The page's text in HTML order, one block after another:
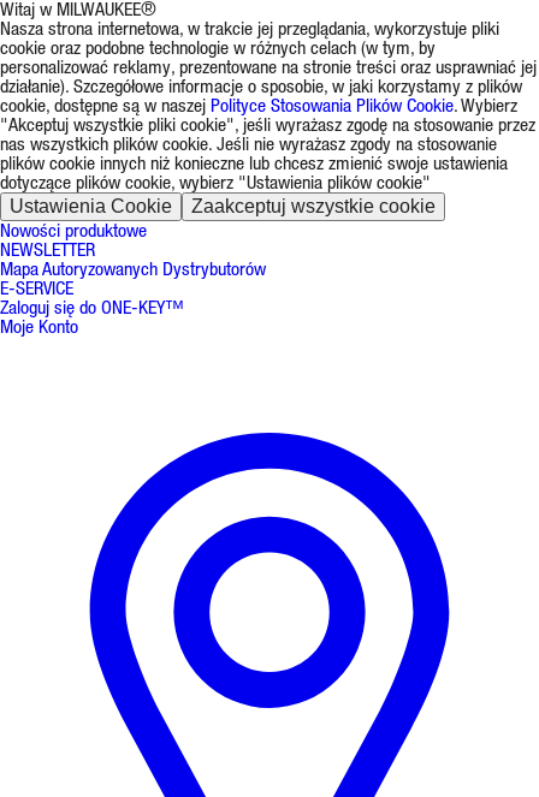
Witaj w MILWAUKEE®
Nasza strona internetowa, w trakcie jej przeglądania, wykorzystuje pliki
cookie oraz podobne technologie w różnych celach (w tym, by
personalizować reklamy, prezentowane na stronie treści oraz usprawniać jej
działanie). Szczegółowe informacje o sposobie, w jaki korzystamy z plików
cookie, dostępne są w naszej Polityce Stosowania Plików Cookie. Wybierz
"Akceptuj wszystkie pliki cookie", jeśli wyrażasz zgodę na stosowanie przez
nas wszystkich plików cookie. Jeśli nie wyrażasz zgody na stosowanie
plików cookie innych niż konieczne lub chcesz zmienić swoje ustawienia
dotyczące plików cookie, wybierz "Ustawienia plików cookie"
Ustawienia Cookie Zaakceptuj wszystkie cookie
Nowości produktowe
NEWSLETTER
Mapa Autoryzowanych Dystrybutorów
E-SERVICE
Zaloguj się do ONE-KEY™
Moje Konto